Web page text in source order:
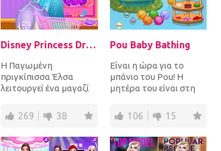
Disney Princess Dress Store
Η Παγωμένη
πριγκίπισσα Έλσα
λειτουργεί ένα μαγαζί
πελάτισσές της είναι
βασιλικής κα...
269 38
Pou Baby Bathing
Είναι η ώρα για το
μπάνιο του Pou! Η
μητέρα του είναι στη
μαζί σου για να τον...
106 15